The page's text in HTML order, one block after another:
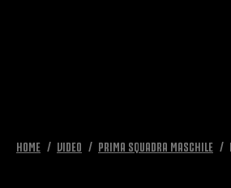
ALTRO
HOME VIDEO PRIMA SQUADRA MASCHILE